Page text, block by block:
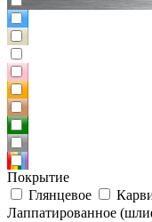
Покрытие
Глянцевое
Лаппатированное